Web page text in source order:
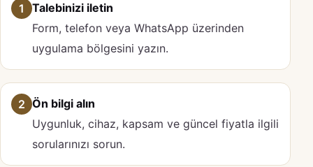
1
Talebinizi iletin
Form, telefon veya WhatsApp üzerinden
uygulama bölgesini yazın.
2 Ön bilgi alın
Uygunluk, cihaz, kapsam ve güncel fiyatla ilgili
sorularınızı sorun.